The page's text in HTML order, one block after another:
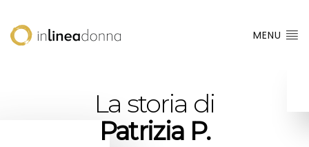
MENU
La storia di
Patrizia P.